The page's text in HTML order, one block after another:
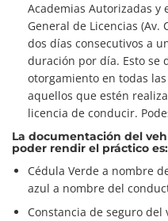
Academias Autorizadas y
General de Licencias (Av.
dos días consecutivos a
duración por día. Esto se
otorgamiento en todas
aquellos que estén
licencia de conducir.
La documentación del
poder rendir el práctico es:
Cédula Verde a nombre
azul a nombre del
Constancia de seguro del